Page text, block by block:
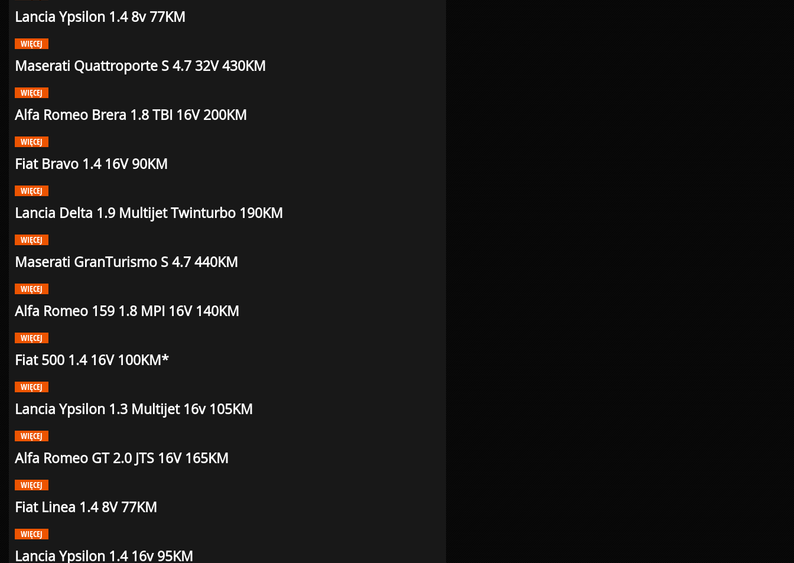
Lancia Ypsilon 1.4 8v 77KM
WIĘCEJ
Maserati Quattroporte S 4.7 32V 430KM
WIĘCEJ
Alfa Romeo Brera 1.8 TBI 16V 200KM
WIĘCEJ
Fiat Bravo 1.4 16V 90KM
WIĘCEJ
Lancia Delta 1.9 Multijet Twinturbo 190KM
WIĘCEJ
Maserati GranTurismo S 4.7 440KM
WIĘCEJ
Alfa Romeo 159 1.8 MPI 16V 140KM
WIĘCEJ
Fiat 500 1.4 16V 100KM*
WIĘCEJ
Lancia Ypsilon 1.3 Multijet 16v 105KM
WIĘCEJ
Alfa Romeo GT 2.0 JTS 16V 165KM
WIĘCEJ
Fiat Linea 1.4 8V 77KM
WIĘCEJ
Lancia Ypsilon 1.4 16v 95KM